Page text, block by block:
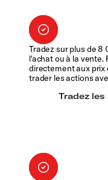
Tradez sur plus de 8
l'achat ou à la vente.
directement aux prix
trader les actions